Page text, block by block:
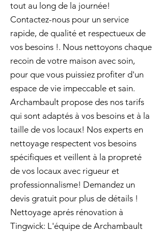
tout au long de la journée!
Contactez-nous pour un service
rapide, de qualité et respectueux de
vos besoins !. Nous nettoyons chaque
recoin de votre maison avec soin,
pour que vous puissiez profiter d'un
espace de vie impeccable et sain.
Archambault propose des nos tarifs
qui sont adaptés à vos besoins et à la
taille de vos locaux! Nos experts en
nettoyage respectent vos besoins
spécifiques et veillent à la propreté
de vos locaux avec rigueur et
professionnalisme! Demandez un
devis gratuit pour plus de détails !
Nettoyage aprés rénovation à
Tingwick: L'équipe de Archambault